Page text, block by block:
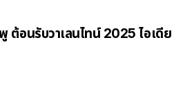
ต้อนรับวาเลนไทน์ 2025 ไอเดีย